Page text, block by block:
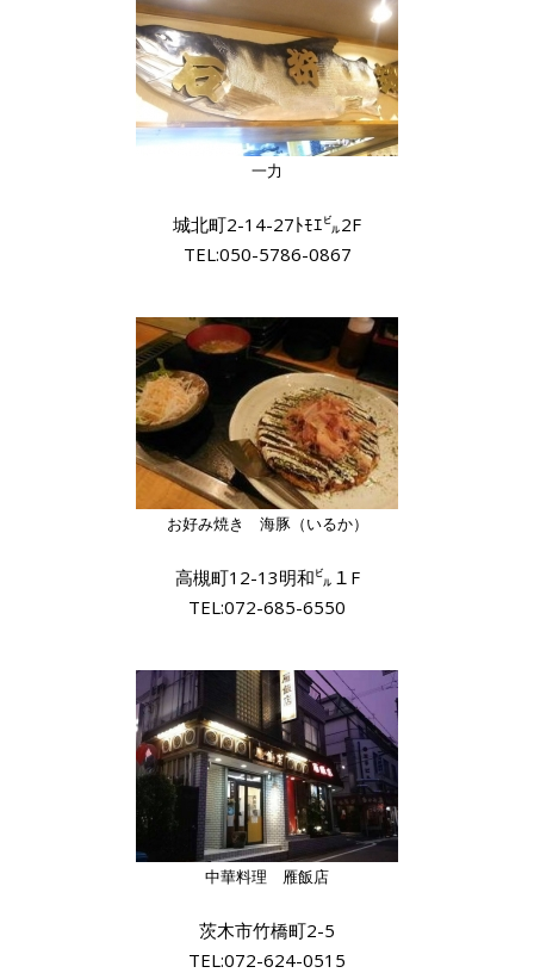
一力
城北町2-14-27ﾄﾓｴ㌱2F
TEL:050-5786-0867
お好み焼き 海豚（いるか）
高槻町12-13明和㌱１F
TEL:072-685-6550
中華料理 雁飯店
茨木市竹橋町2-5
TEL:072-624-0515